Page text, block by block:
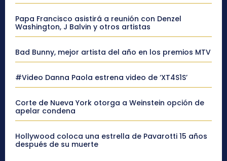
Papa Francisco asistirá a reunión con Denzel
Washington, J Balvin y otros artistas
Bad Bunny, mejor artista del año en los premios MTV
#Video Danna Paola estrena video de ‘XT4S1S’
Corte de Nueva York otorga a Weinstein opción de
apelar condena
Hollywood coloca una estrella de Pavarotti 15 años
después de su muerte